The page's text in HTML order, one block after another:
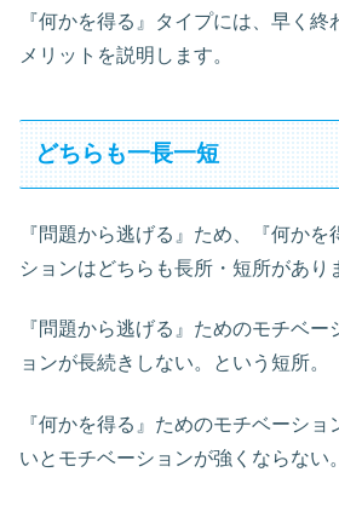
『何かを得る』タイプには、早く
メリットを説明します。
どちらも一長一短
『問題から逃げる』ため、『何か
ションはどちらも長所・短所があり
『問題から逃げる』ためのモチベ
ョンが長続きしない。という短所。
『何かを得る』ためのモチベーシ
いとモチベーションが強くならない